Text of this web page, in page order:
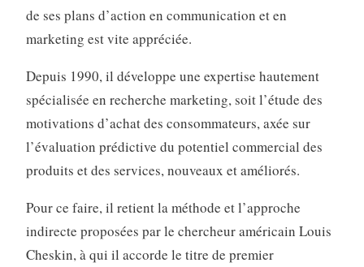
de ses plans d’action en communication et en
marketing est vite appréciée.
Depuis 1990, il développe une expertise hautement
spécialisée en recherche marketing, soit l’étude des
motivations d’achat des consommateurs, axée sur
l’évaluation prédictive du potentiel commercial des
produits et des services, nouveaux et améliorés.
Pour ce faire, il retient la méthode et l’approche
indirecte proposées par le chercheur américain Louis
Cheskin, à qui il accorde le titre de premier